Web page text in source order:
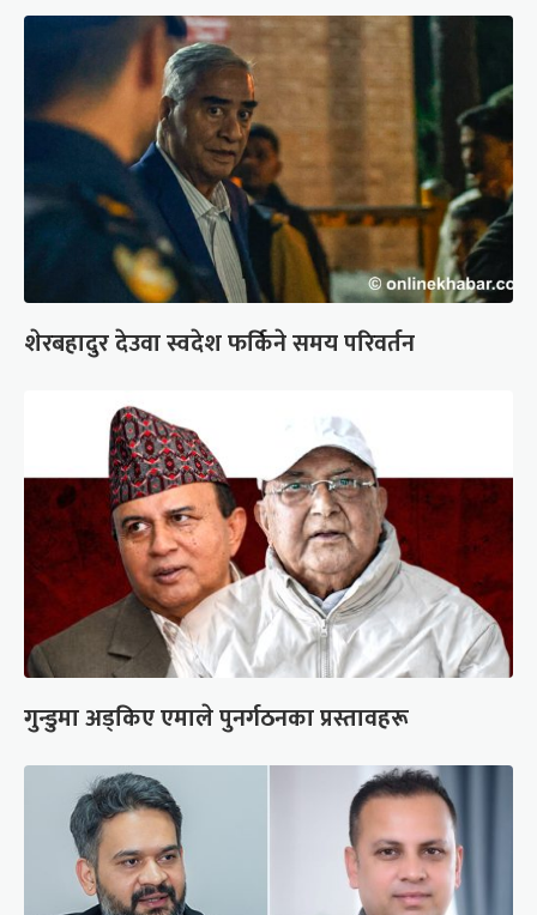
शेरबहादुर देउवा स्वदेश फर्किने समय परिवर्तन
गुन्डुमा अड्किए एमाले पुनर्गठनका प्रस्तावहरू